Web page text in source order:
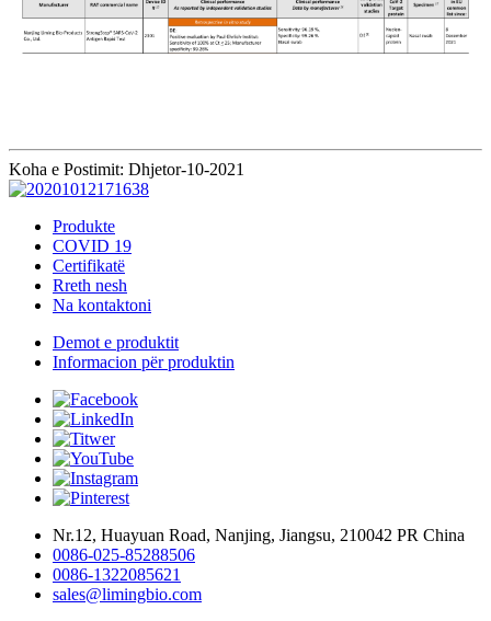
Koha e Postimit: Dhjetor-10-2021
Produkte
COVID 19
Certifikatë
Rreth nesh
Na kontaktoni
Demot e produktit
Informacion për produktin
Nr.12, Huayuan Road, Nanjing, Jiangsu, 210042 PR China
0086-025-85288506
0086-1322085621
sales@limingbio.com